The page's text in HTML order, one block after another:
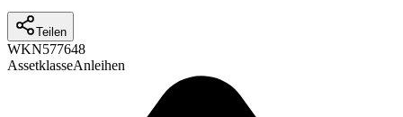
Teilen
WKN577648
AssetklasseAnleihen